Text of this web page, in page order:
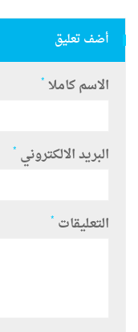
أضف تعليق
الاسم كاملا *
البريد الالكتروني *
التعليقات *